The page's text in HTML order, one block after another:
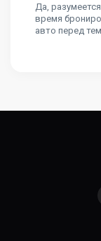
Да,
время
авто перед